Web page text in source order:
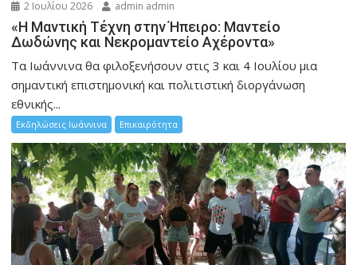
2 Ιουλίου 2026 admin admin
«Η Μαντική Τέχνη στην Ήπειρο: Μαντείο
Δωδώνης και Νεκρομαντείο Αχέροντα»
Τα Ιωάννινα θα φιλοξενήσουν στις 3 και 4 Ιουλίου μια
σημαντική επιστημονική και πολιτιστική διοργάνωση
εθνικής...
Εκδηλώσεις Ιωάννινα Επικαιρότητα